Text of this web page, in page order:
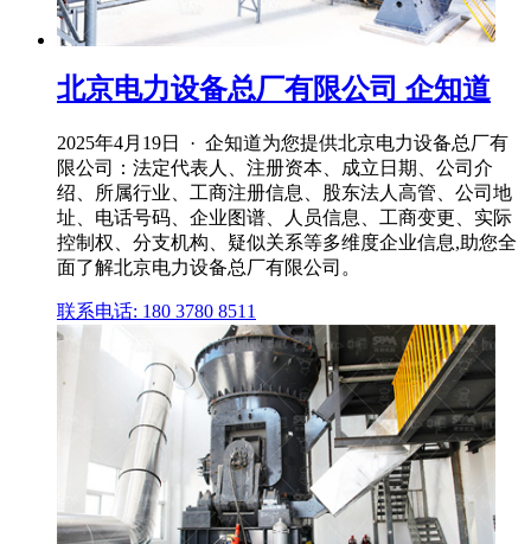
北京电力设备总厂有限公司 企知道
2025年4月19日 · 企知道为您提供北京电力设备总厂有
限公司：法定代表人、注册资本、成立日期、公司介
绍、所属行业、工商注册信息、股东法人高管、公司地
址、电话号码、企业图谱、人员信息、工商变更、实际
控制权、分支机构、疑似关系等多维度企业信息,助您全
面了解北京电力设备总厂有限公司。
联系电话: 180 3780 8511